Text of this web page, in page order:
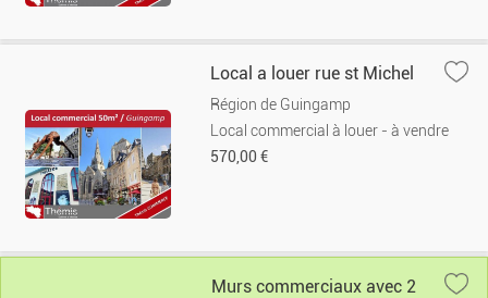
Local a louer rue st Michel
Région de Guingamp
Local commercial à louer - à vendre
570,00 €
Murs commerciaux avec 2